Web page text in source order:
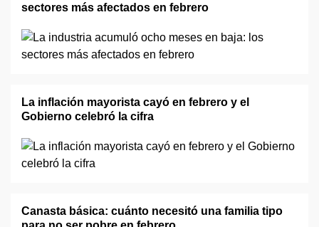
sectores más afectados en febrero
La inflación mayorista cayó en febrero y el
Gobierno celebró la cifra
Canasta básica: cuánto necesitó una familia tipo